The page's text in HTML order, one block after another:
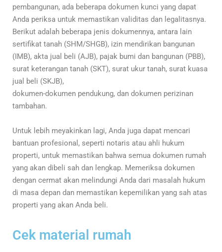
pembangunan, ada beberapa dokumen kunci yang dapat
Anda periksa untuk memastikan validitas dan legalitasnya.
Berikut adalah beberapa jenis dokumennya, antara lain
sertifikat tanah (SHM/SHGB), izin mendirikan bangunan
(IMB), akta jual beli (AJB), pajak bumi dan bangunan (PBB),
surat keterangan tanah (SKT), surat ukur tanah, surat kuasa
jual beli (SKJB),
dokumen-dokumen pendukung, dan dokumen perizinan
tambahan.
Untuk lebih meyakinkan lagi, Anda juga dapat mencari
bantuan profesional, seperti notaris atau ahli hukum
properti, untuk memastikan bahwa semua dokumen rumah
yang akan dibeli sah dan lengkap. Memeriksa dokumen
dengan cermat akan melindungi Anda dari masalah hukum
di masa depan dan memastikan kepemilikan yang sah atas
properti yang akan Anda beli.
Cek material rumah